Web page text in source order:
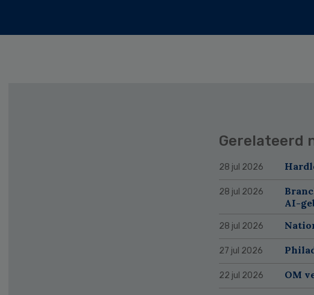
Gerelateerd
28 jul 2026
28 jul 2026
AI-
28 jul 2026
27 jul 2026
22 jul 2026 OM